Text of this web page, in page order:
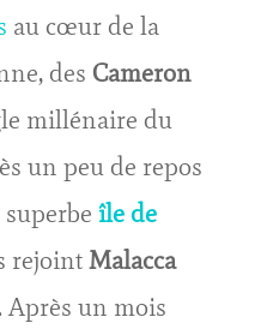
au cœur de la
des Cameron
millénaire du
un peu de repos
île de
rejointMalacca
Après un mois